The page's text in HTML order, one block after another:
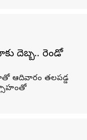
దెబ్బ.. రెండో
ఆదివారం తలపడ్డ